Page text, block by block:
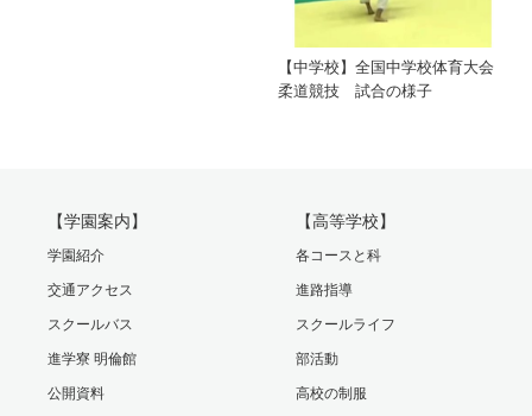
【中学校】全国中学校体育大会
柔道競技 試合の様子
【学園案内】
学園紹介
交通アクセス
スクールバス
進学寮 明倫館
公開資料
【高等学校】
各コースと科
進路指導
スクールライフ
部活動
高校の制服